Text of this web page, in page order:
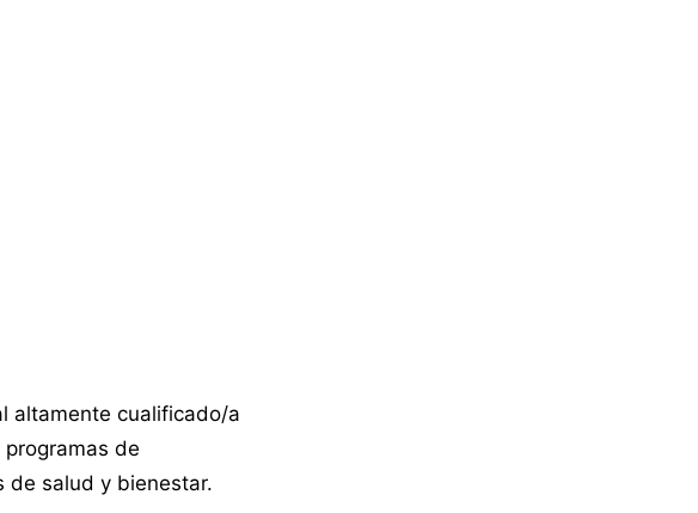
altamente cualificado/a
de
de salud y bienestar.